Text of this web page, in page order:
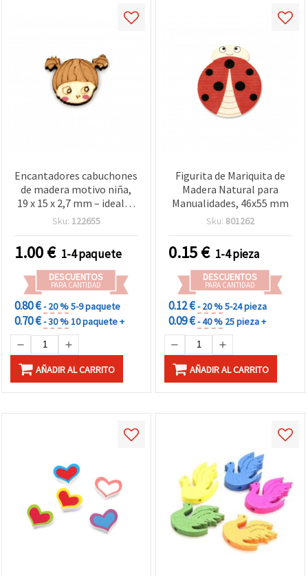
Encantadores cabuchones
de madera motivo niña,
19 x 15 x 2,7 mm – ideales
para manualidades, DIY y
Sku: 122655
1.00€ 1-4 paquete
DESCUENTOS
PARA CANTIDAD
0.80 €- 20 %5-9 paquete
0.70 €- 30 %10 paquete +
AÑADIR AL CARRITO
Figurita de Mariquita de
Madera Natural para
Manualidades, 46x55 mm
Sku: 801262
0.15€ 1-4 pieza
DESCUENTOS
PARA CANTIDAD
0.12 €- 20 %5-24 pieza
0.09 €- 40 % 25 pieza +
AÑADIR AL CARRITO